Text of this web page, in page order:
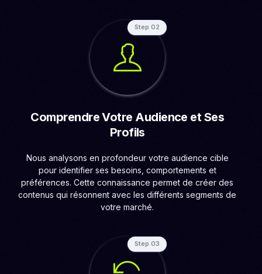
Comprendre Votre Audience et Ses
Profils
Nous analysons en profondeur votre audience cible
pour identifier ses besoins, comportements et
préférences. Cette connaissance permet de créer des
contenus qui résonnent avec les différents segments de
votre marché.
Step 02
Step 03